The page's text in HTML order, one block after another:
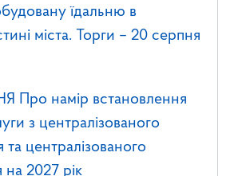
їдальню в
міста. Торги – 20 серпня
намір встановлення
з централізованого
централізованого
на 2027 рік